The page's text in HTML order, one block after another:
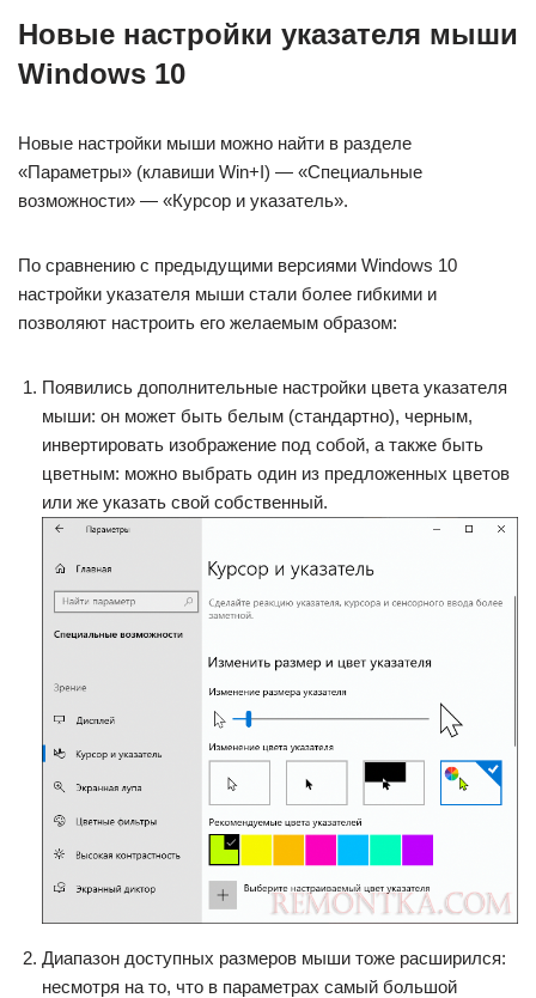
Новые настройки указателя мыши
Windows 10
Новые настройки мыши можно найти в разделе
«Параметры» (клавиши Win+I) — «Специальные
возможности» — «Курсор и указатель».
По сравнению с предыдущими версиями Windows 10
настройки указателя мыши стали более гибкими и
позволяют настроить его желаемым образом:
Появились дополнительные настройки цвета указателя
мыши: он может быть белым (стандартно), черным,
инвертировать изображение под собой, а также быть
цветным: можно выбрать один из предложенных цветов
или же указать свой собственный.
Диапазон доступных размеров мыши тоже расширился:
несмотря на то, что в параметрах самый большой